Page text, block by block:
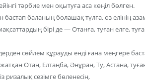
тәрбие мен оқытуға аса көңіл бөлген.
бастап баланың болашақ тұлға, өз елінің
бірі де — Отанға, туған елге,
сөйлем құрауды енді ғана меңгере
Отан, Елтаңба, Әнұран, Ту, Астана,
ризалық сезімге бөленесің.